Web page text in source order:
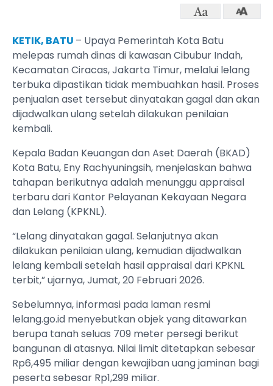
KETIK, BATU – Upaya Pemerintah Kota Batu
melepas rumah dinas di kawasan Cibubur Indah,
Kecamatan Ciracas, Jakarta Timur, melalui lelang
terbuka dipastikan tidak membuahkan hasil. Proses
penjualan aset tersebut dinyatakan gagal dan akan
dijadwalkan ulang setelah dilakukan penilaian
kembali.
Kepala Badan Keuangan dan Aset Daerah (BKAD)
Kota Batu, Eny Rachyuningsih, menjelaskan bahwa
tahapan berikutnya adalah menunggu appraisal
terbaru dari Kantor Pelayanan Kekayaan Negara
dan Lelang (KPKNL).
“Lelang dinyatakan gagal. Selanjutnya akan
dilakukan penilaian ulang, kemudian dijadwalkan
lelang kembali setelah hasil appraisal dari KPKNL
terbit,” ujarnya, Jumat, 20 Februari 2026.
Sebelumnya, informasi pada laman resmi
lelang.go.id menyebutkan objek yang ditawarkan
berupa tanah seluas 709 meter persegi berikut
bangunan di atasnya. Nilai limit ditetapkan sebesar
Rp6,495 miliar dengan kewajiban uang jaminan bagi
peserta sebesar Rp1,299 miliar.